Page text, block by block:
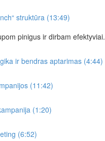
struktūra (13:49)
pinigus ir dirbam efektyviai.
ir bendras aptarimas (4:44)
(11:42)
(1:20)
(6:52)